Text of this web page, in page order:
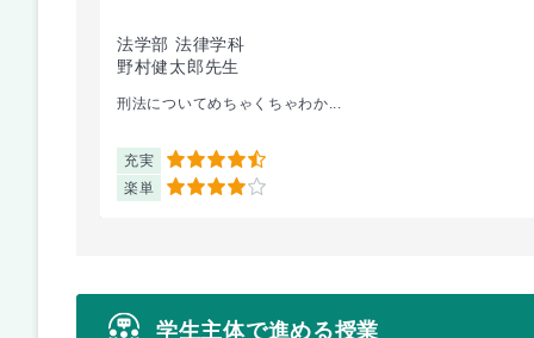
法学部 法律学科
野村健太郎先生
刑法についてめちゃくちゃわか...
充実 4.5
楽単 4
学生主体で進める授業